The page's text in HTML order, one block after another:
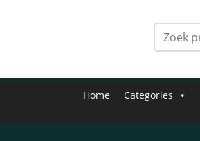
Home Categories